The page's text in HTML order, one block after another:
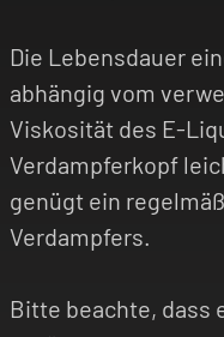
Die Lebensdauer
abhängig vom
Viskosität des E-
Verdampferkopf
genügt ein
Verdampfers.
Bitte beachte, dass